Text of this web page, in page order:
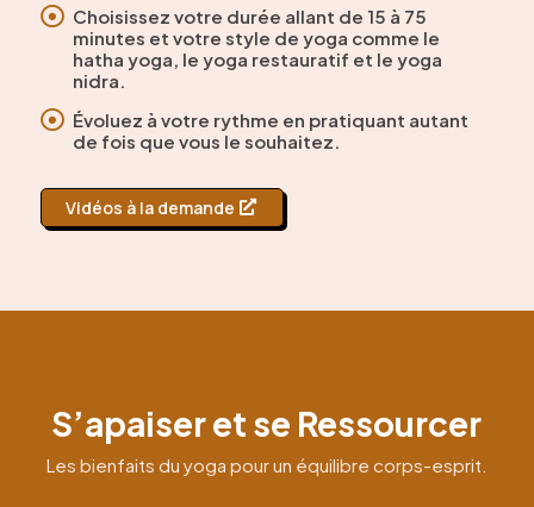
 Choisissez votre durée allant de 15 à 75
minutes et votre style de yoga comme le
hatha yoga, le yoga restauratif et le yoga
nidra.
 Évoluez à votre rythme en pratiquant autant
de fois que vous le souhaitez.
Vidéos à la demande
S’apaiser et se Ressourcer
Les bienfaits du yoga pour un équilibre corps-esprit.